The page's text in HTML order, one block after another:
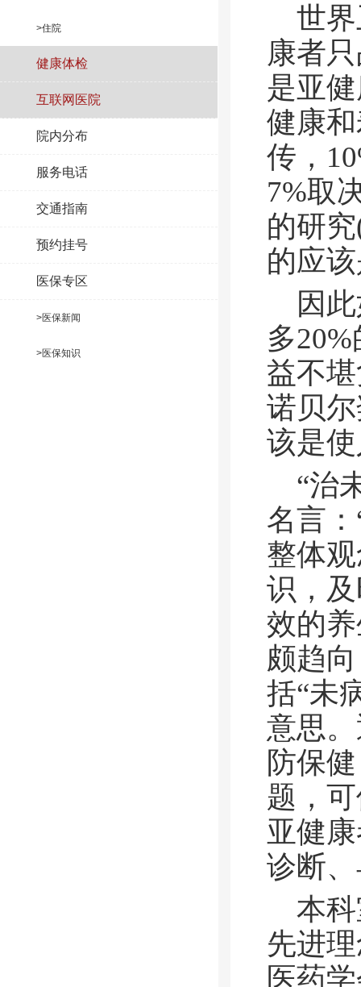
>住院
健康体检
互联网医院
院内分布
服务电话
交通指南
预约挂号
医保专区
>医保新闻
>医保知识
世界
康者
是亚
健康
传，
7%取
的研
的应该
因
多
益不
诺贝尔
该是
“治
名言
整体
识，
效的
颇趋
括“未
意思
防保
题，
亚健
诊断
本
先进
医药